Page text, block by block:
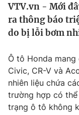
Thế giới
Thế giới đó đây
Câu chuyện quốc
Kinh tế
Tài chính
Thị trường
Dữ liệu và đời
VTV.vn - Mới
ra thông báo
do bị lỗi bơm
Ô tô Honda mang
Civic, CR-V và
nhiên liệu chứa
trường hợp có
trạng ô tô không